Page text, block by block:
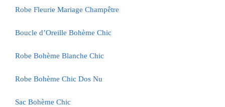
Robe Fleurie Mariage Champêtre
Boucle d’Oreille Bohème Chic
Robe Bohème Blanche Chic
Robe Bohème Chic Dos Nu
Sac Bohème Chic